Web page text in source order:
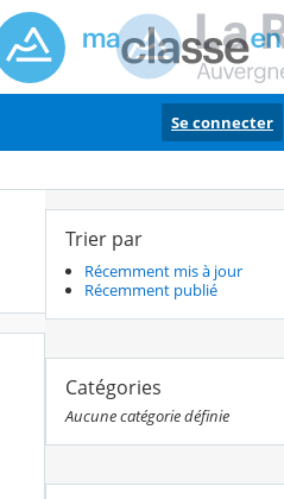
Se connecter
Trier par
Récemment mis à jour
Récemment publié
Catégories
Aucune catégorie définie